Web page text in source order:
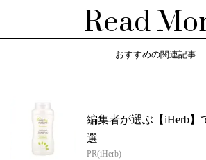
Read
おすすめの関連記事
編集者が選ぶ【iHerb】
選
PR(iHerb)